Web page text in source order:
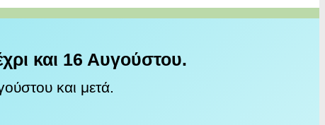
και 16 Αυγούστου.
και μετά.